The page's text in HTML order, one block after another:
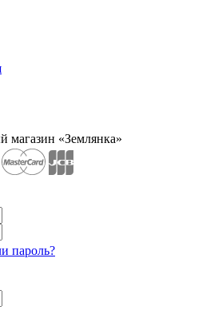
«Землянка»
пароль?